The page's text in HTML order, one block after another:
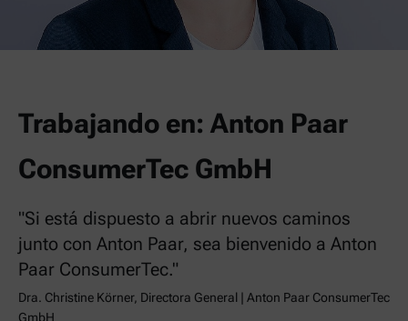
Trabajando en: Anton Paar
ConsumerTec GmbH
"Si está dispuesto a abrir nuevos caminos
junto con Anton Paar, sea bienvenido a Anton
Paar ConsumerTec."
Dra. Christine Körner, Directora General | Anton Paar ConsumerTec
GmbH